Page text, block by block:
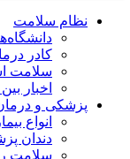
نظام سلامت
کادر
سلامت
اخبار
پزشکی و
انواع
دندان
سلامت